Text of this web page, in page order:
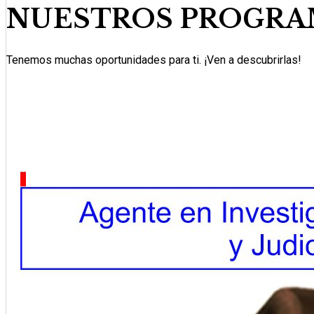
NUESTROS
Tenemos muchas oportunidades para ti. ¡Ven a descubrirlas!